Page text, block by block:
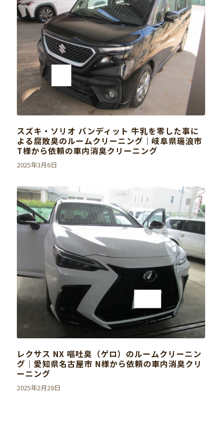
スズキ・ソリオ バンディット 牛乳を零した事に
よる腐敗臭のルームクリーニング｜岐阜県瑞浪市
T様から依頼の車内消臭クリーニング
2025年3月6日
レクサス NX 嘔吐臭（ゲロ）のルームクリーニン
グ｜愛知県名古屋市 N様から依頼の車内消臭クリ
ーニング
2025年2月28日